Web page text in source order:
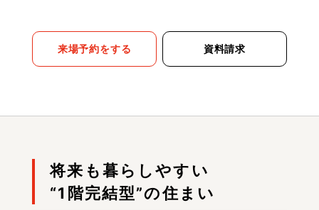
来場予約をする 資料請求
将来も暮らしやすい
“1階完結型”の住まい